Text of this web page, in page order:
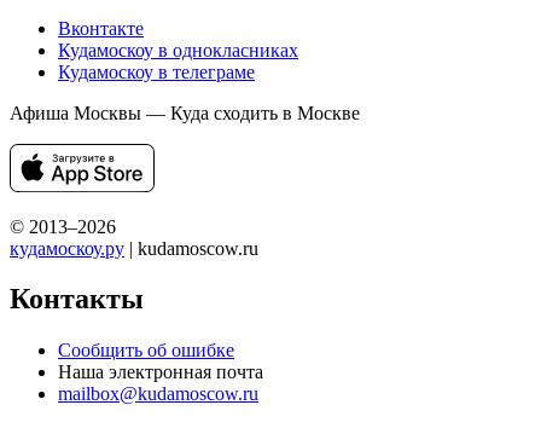
Вконтакте
Кудамоскоу в однокласниках
Кудамоскоу в телеграме
Афиша Москвы — Куда сходить в Москве
© 2013–2026
кудамоскоу.ру | kudamoscow.ru
Контакты
Сообщить об ошибке
Наша электронная почта
mailbox@kudamoscow.ru